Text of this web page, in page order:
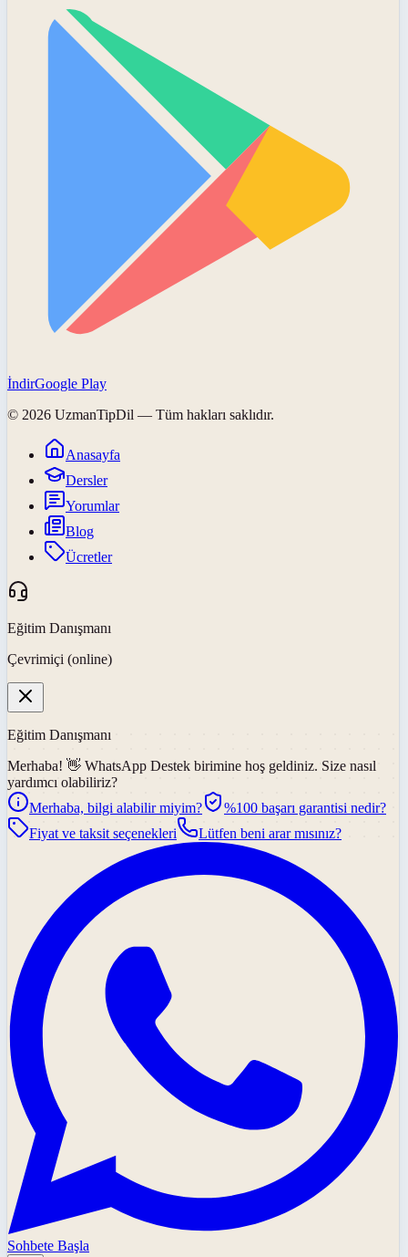
İndirGoogle Play
© 2026 UzmanTipDil — Tüm hakları saklıdır.
Anasayfa
Dersler
Yorumlar
Blog
Ücretler
Eğitim Danışmanı
Çevrimiçi (online)
Eğitim Danışmanı
Merhaba! 👋 WhatsApp Destek birimine hoş geldiniz. Size nasıl
yardımcı olabiliriz?
Merhaba, bilgi alabilir miyim?
%100 başarı garantisi nedir?
Fiyat ve taksit seçenekleri
Lütfen beni arar mısınız?
Sohbete Başla